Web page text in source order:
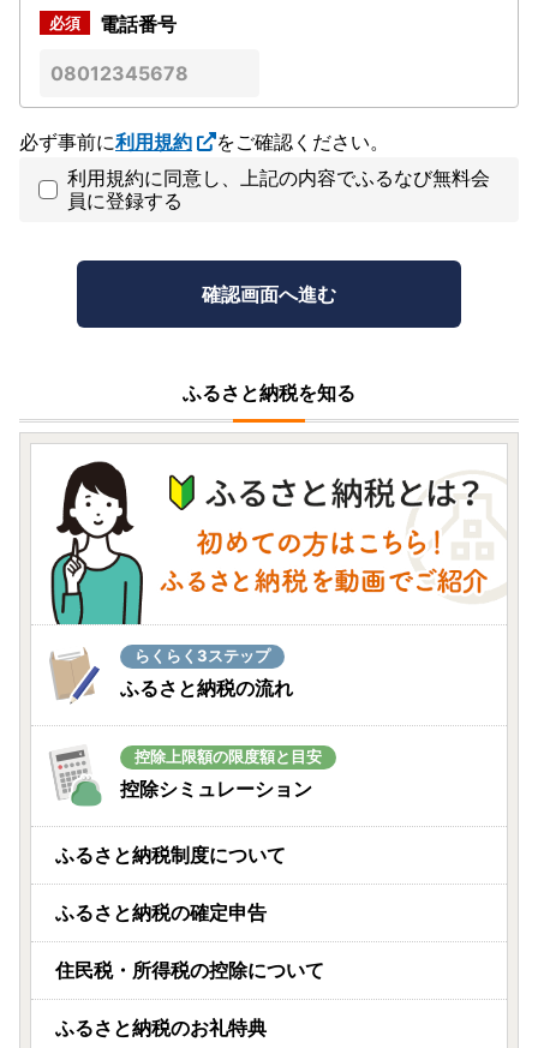
電話番号
必ず事前に利用規約
をご確認ください。
利用規約に同意し、上記の内容でふるなび無料会
員に登録する
ふるさと納税を知る
らくらく3ステップ
ふるさと納税の流れ
控除上限額の限度額と目安
控除シミュレーション
ふるさと納税制度について
ふるさと納税の確定申告
住民税・所得税の控除について
ふるさと納税のお礼特典